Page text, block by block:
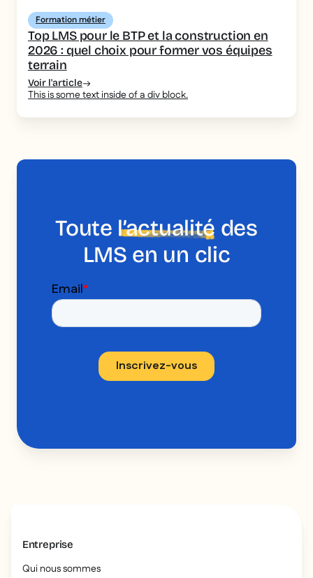
Formation métier
Top LMS pour le BTP et la construction en
2026 : quel choix pour former vos équipes
terrain
Voir l'article
This is some text inside of a div block.
Toute l’actualité des
LMS en un clic
Entreprise
Qui nous sommes